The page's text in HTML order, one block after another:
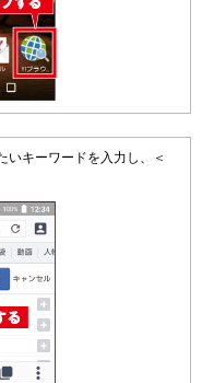
いキーワードを入力し、＜